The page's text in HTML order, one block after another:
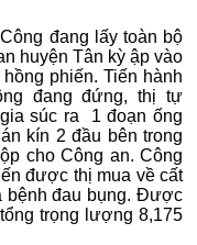
đang lấy toàn bộ
huyện Tân kỳ ập vào
phiến. Tiến hành
đang đứng, thị tự
súc ra 1 đoạn ống
kín 2 đầu bên trong
cho Công an. Công
được thị mua về cất
bệnh đau bụng. Được
trọng lượng 8,175